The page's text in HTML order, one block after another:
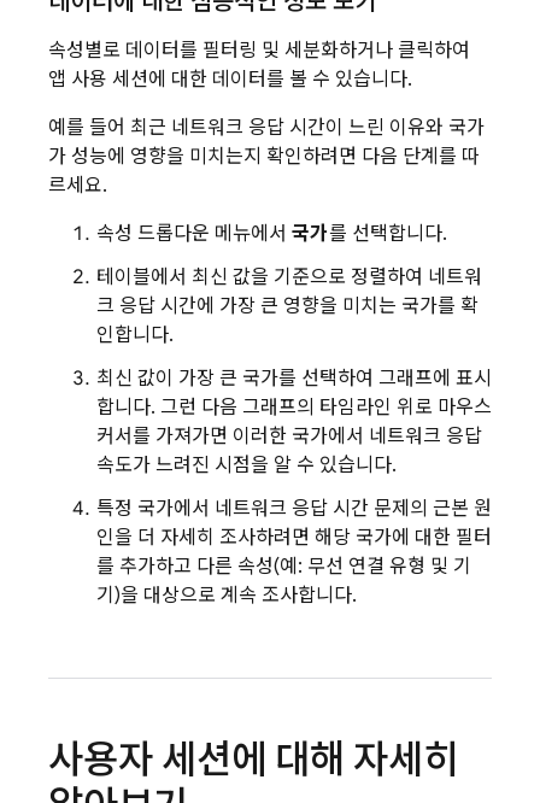
속성별로 데이터를 필터링 및 세분화하거나 클릭하여
앱 사용 세션에 대한 데이터를 볼 수 있습니다.
예를 들어 최근 네트워크 응답 시간이 느린 이유와 국가
가 성능에 영향을 미치는지 확인하려면 다음 단계를 따
르세요.
속성 드롭다운 메뉴에서 국가를 선택합니다.
테이블에서 최신 값을 기준으로 정렬하여 네트워
크 응답 시간에 가장 큰 영향을 미치는 국가를 확
인합니다.
최신 값이 가장 큰 국가를 선택하여 그래프에 표시
합니다. 그런 다음 그래프의 타임라인 위로 마우스
커서를 가져가면 이러한 국가에서 네트워크 응답
속도가 느려진 시점을 알 수 있습니다.
특정 국가에서 네트워크 응답 시간 문제의 근본 원
인을 더 자세히 조사하려면 해당 국가에 대한 필터
를 추가하고 다른 속성(예: 무선 연결 유형 및 기
기)을 대상으로 계속 조사합니다.
사용자 세션에 대해 자세히